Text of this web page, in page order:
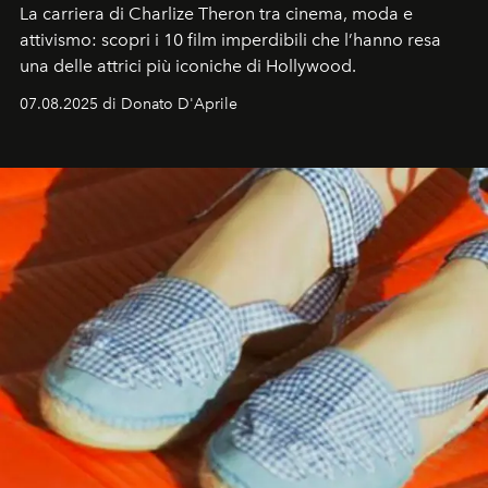
La carriera di Charlize Theron tra cinema, moda e
attivismo: scopri i 10 film imperdibili che l’hanno resa
una delle attrici più iconiche di Hollywood.
07.08.2025 di Donato D'Aprile